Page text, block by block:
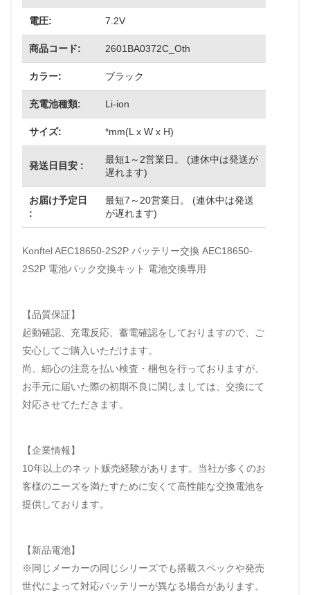
電圧: 7.2V
商品コード: 2601BA0372C_Oth
カラー: ブラック
充電池種類: Li-ion
サイズ: *mm(L x W x H)
発送日目安 :
最短1～2営業日。 (連休中は発送が
遅れます)
お届け予定日
:
最短7～20営業日。 (連休中は発送
が遅れます)
Konftel AEC18650-2S2P バッテリー交換 AEC18650-
2S2P 電池パック交換キット 電池交換専用
【品質保証】
起動確認、充電反応、蓄電確認をしておりますので、ご
安心してご購入いただけます。
尚、細心の注意を払い検査・梱包を行っておりますが、
お手元に届いた際の初期不良に関しましては、交換にて
対応させてただきます。
【企業情報】
10年以上のネット贩売経験があります。当社が多くのお
客様のニーズを満たすために安くて高性能な交換電池を
提供しております。
【新品電池】
※同じメーカーの同じシリーズでも搭載スペックや発売
世代によって対応バッテリーが異なる場合があります。